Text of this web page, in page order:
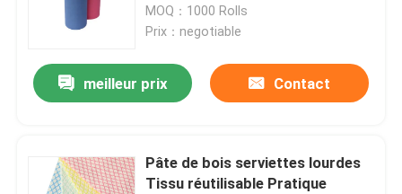
MOQ：1000 Rolls
Prix：negotiable
meilleur prix Contact
Pâte de bois serviettes lourdes
Tissu réutilisable Pratique